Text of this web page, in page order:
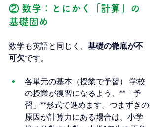
② 数学：とにかく「計算」の
基礎固め
数学も英語と同じく、 基礎の徹底が不
可欠です。
各単元の基本（授業で予習） 学校
の授業が復習になるよう、**「予
習」**形式で進めます。つまずきの
原因が計算力にある場合は、小学